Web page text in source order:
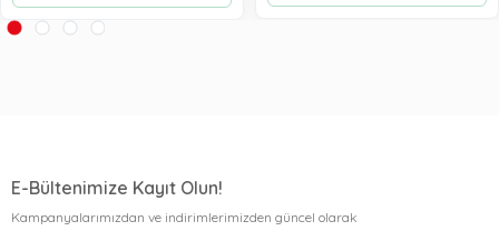
E-Bültenimize Kayıt Olun!
Kampanyalarımızdan ve indirimlerimizden güncel olarak